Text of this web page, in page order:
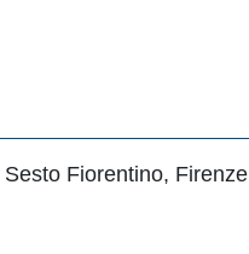
Fiorentino, Firenze